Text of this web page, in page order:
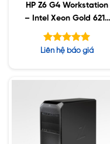
HP Z6 G4 Workstation
– Intel Xeon Gold 6218
/ 128GB ECC / 2TB SSD
RTX 5000 16GB
Được xếp
Liên hệ báo giá